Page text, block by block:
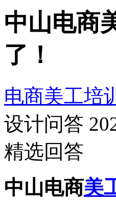
中山电商
了！
电商美工培
设计问答
精选回答
中山电商美